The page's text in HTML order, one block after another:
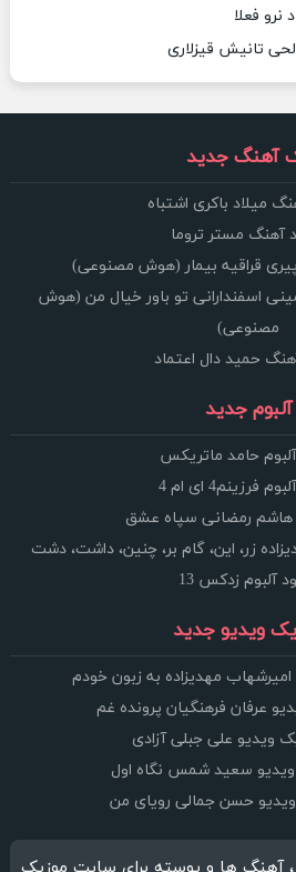
نرو فعلا
تانیش قیزلاری
آهنگ جدید
میلاد باکری اشتباه
آهنگ مستر تروما
قراقیه بیمار (هوش مصنوعی)
اسفندارانی تو باور خیال من (هوش
مصنوعی)
حمید دال اعتماد
آلبوم جدید
آلبوم حامد ماتریکس
فرزینم4 ای ام 4
هاشم رمضانی سپاه عشق
زر، این، گام بر، چنین، داشت، دشت
آلبوم زدکس 13
ویدیو جدید
امیرشهاب مهدیزاده به زبون خودم
عرفان فرهنگیان پرونده غم
ویدیو علی جبلی آزادی
ویدیو سعید شمس نگاه اول
ویدیو حسن جمالی رویای من